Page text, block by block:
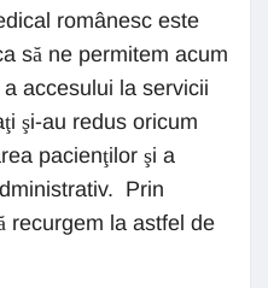
românesc este
să ne permitem acum
accesului la servicii
şi-au redus oricum
pacienţilor şi a
Prin
recurgem la astfel de